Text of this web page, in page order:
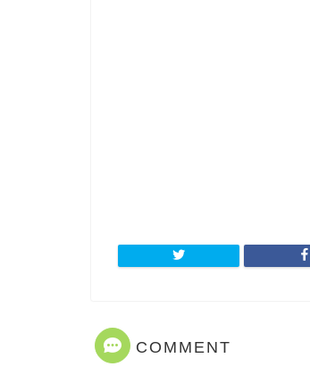
COMMENT